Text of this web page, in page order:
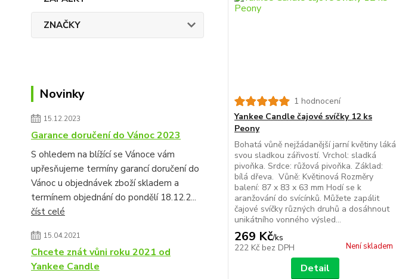
ZNAČKY
Novinky
15.12.2023
Garance doručení do Vánoc 2023
S ohledem na blížící se Vánoce vám
upřesňujeme termíny garancí doručení do
Vánoc u objednávek zboží skladem a
termínem objednání do pondělí 18.12.2...
číst celé
15.04.2021
Chcete znát vůni roku 2021 od
Yankee Candle
1 hodnocení
Yankee Candle čajové svíčky 12 ks
Peony
Bohatá vůně nejžádanější jarní květiny láká
svou sladkou zářivostí. Vrchol: sladká
pivoňka. Srdce: růžová pivoňka. Základ:
bílá dřeva. Vůně: Květinová Rozměry
balení: 87 x 83 x 63 mm Hodí se k
aranžování do svícínků. Můžete zapálit
čajové svíčky různých druhů a dosáhnout
unikátního vonného výsled...
269 Kč/ks
222 Kč bez DPH Není skladem
Detail